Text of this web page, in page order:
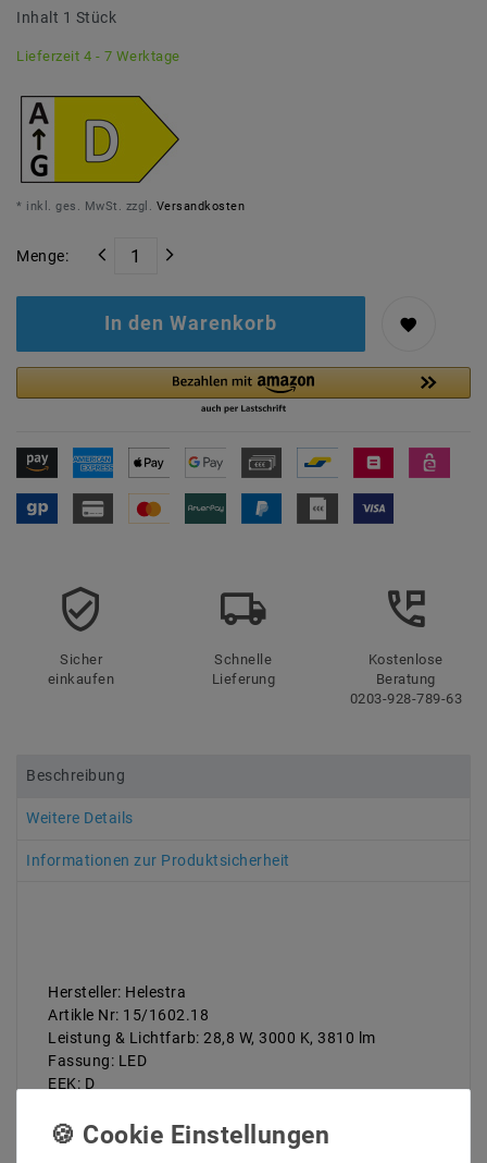
Inhalt 1 Stück
Lieferzeit 4 - 7 Werktage
* inkl. ges. MwSt. zzgl. Versandkosten
Menge:
In den Warenkorb
Sicher
einkaufen
Schnelle
Lieferung
Kostenlose
Beratung
0203-928-789-63
Beschreibung
Weitere Details
Informationen zur Produktsicherheit
Hersteller: Helestra
Artikle Nr: 15/1602.18
Leistung & Lichtfarb: 28,8 W, 3000 K, 3810 lm
Fassung: LED
EEK: D
Abmessungen: L 1500, B 40, H 20 mm